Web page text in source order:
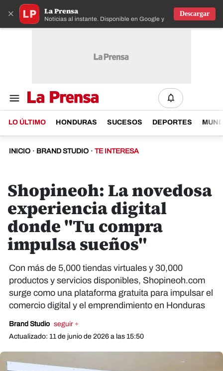
× La Prensa
Noticias al instante. Disponible en Google y IOS
Descargar
LO ÚLTIMO HONDURAS SUCESOS DEPORTES
INICIO · BRAND STUDIO · TE INTERESA
Shopineoh: La novedosa
experiencia digital
donde "Tu compra
impulsa sueños"
Con más de 5,000 tiendas virtuales y 30,000
productos y servicios disponibles, Shopineoh.com
surge como una plataforma gratuita para impulsar el
comercio digital y el emprendimiento en Honduras
Brand Studio seguir +
Actualizado: 11 de junio de 2026 a las 15:50